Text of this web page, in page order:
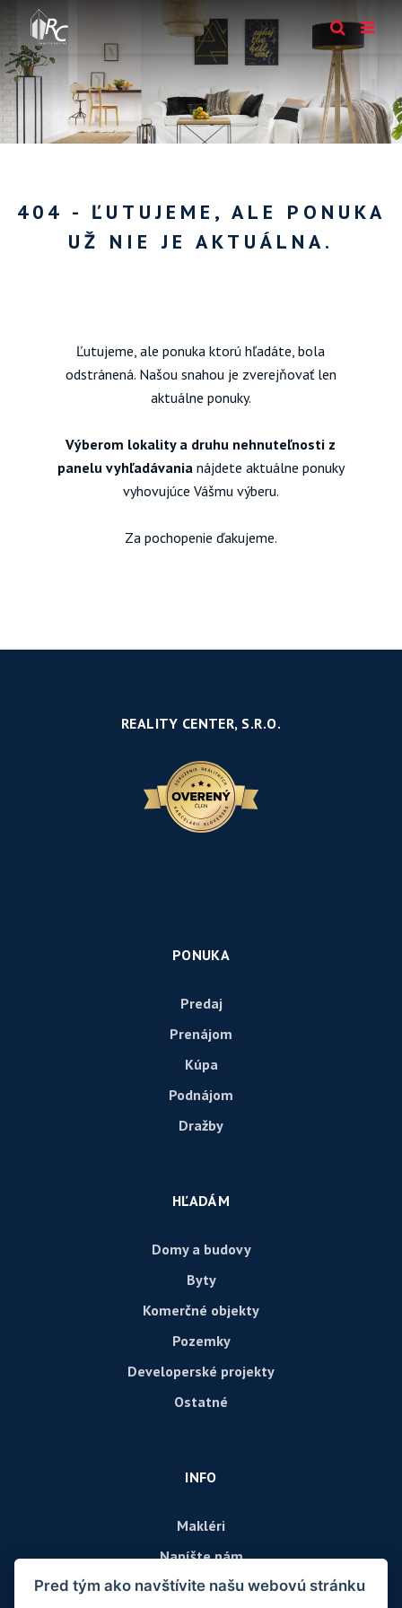
404 - ĽUTUJEME, ALE PONUKA
UŽ NIE JE AKTUÁLNA.
Ľutujeme, ale ponuka ktorú hľadáte, bola
odstránená. Našou snahou je zverejňovať len
aktuálne ponuky.
Výberom lokality a druhu nehnuteľnosti z
panelu vyhľadávanianájdete aktuálne ponuky
vyhovujúce Vášmu výberu.
Za pochopenie ďakujeme.
REALITY CENTER, S.R.O.
PONUKA
Predaj
Prenájom
Kúpa
Podnájom
Dražby
HĽADÁM
Domy a budovy
Byty
Komerčné objekty
Pozemky
Developerské projekty
Ostatné
INFO
Makléri
Napíšte nám
Kontakt
Pred tým ako navštívite našu webovú stránku